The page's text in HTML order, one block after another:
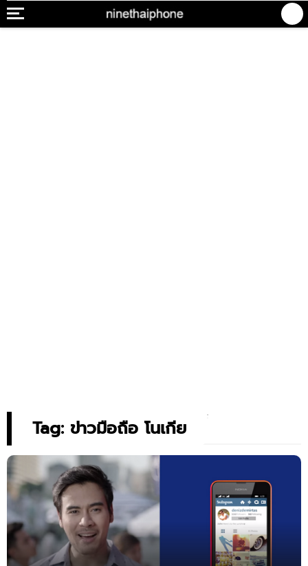
Tag: ข่าวมือถือ โนเกีย